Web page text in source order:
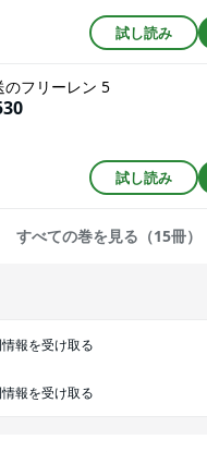
試し読み
のフリーレン 5
試し読み
すべての巻を見る（15冊）
報を受け取る
報を受け取る